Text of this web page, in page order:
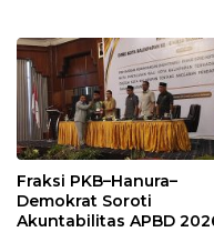
Fraksi PKB–Hanura–
Demokrat Soroti
Akuntabilitas APBD